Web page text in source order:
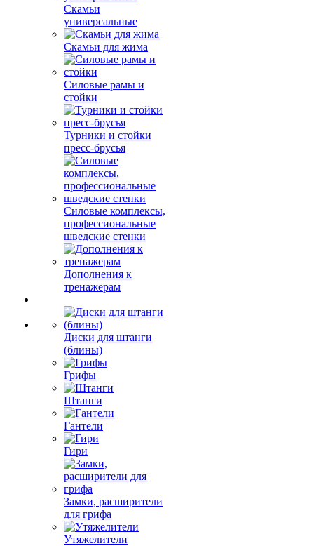
Скамьи
универсальные
Скамьи для жима
Силовые рамы и
стойки
Турники и стойки
пресс-брусья
Силовые комплексы,
профессиональные
шведские стенки
Дополнения к
тренажерам
Диски для штанги
(блины)
Грифы
Штанги
Гантели
Гири
Замки, расширители
для грифа
Утяжелители